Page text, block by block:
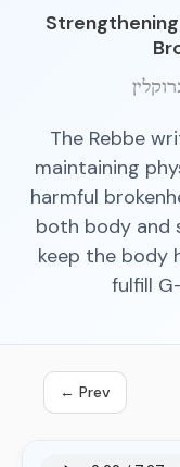
The Rebbe
maintaining
harmful
both body and
keep the body
fulfill
← Prev